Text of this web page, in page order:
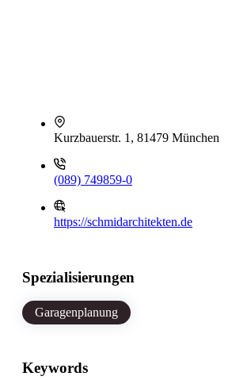
Kurzbauerstr. 1, 81479 München
(089) 749859-0
https://schmidarchitekten.de
Spezialisierungen
Garagenplanung
Keywords